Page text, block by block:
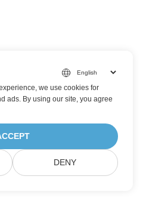
we use cookies for
ads. By using our site, you agree
DENY